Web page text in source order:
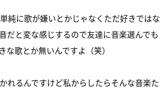
純に歌が嫌いとかじゃなくただ好きではな
だと変な感じするので友達に音楽選んでも
歌とか無いんですよ（笑）
れるんですけど私からしたらそんな音楽た